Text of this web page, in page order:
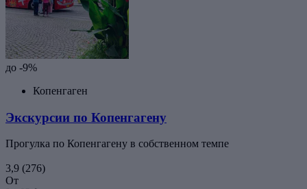
до -9%
Копенгаген
Экскурсии по Копенгагену
Прогулка по Копенгагену в собственном темпе
3,9 (276)
От